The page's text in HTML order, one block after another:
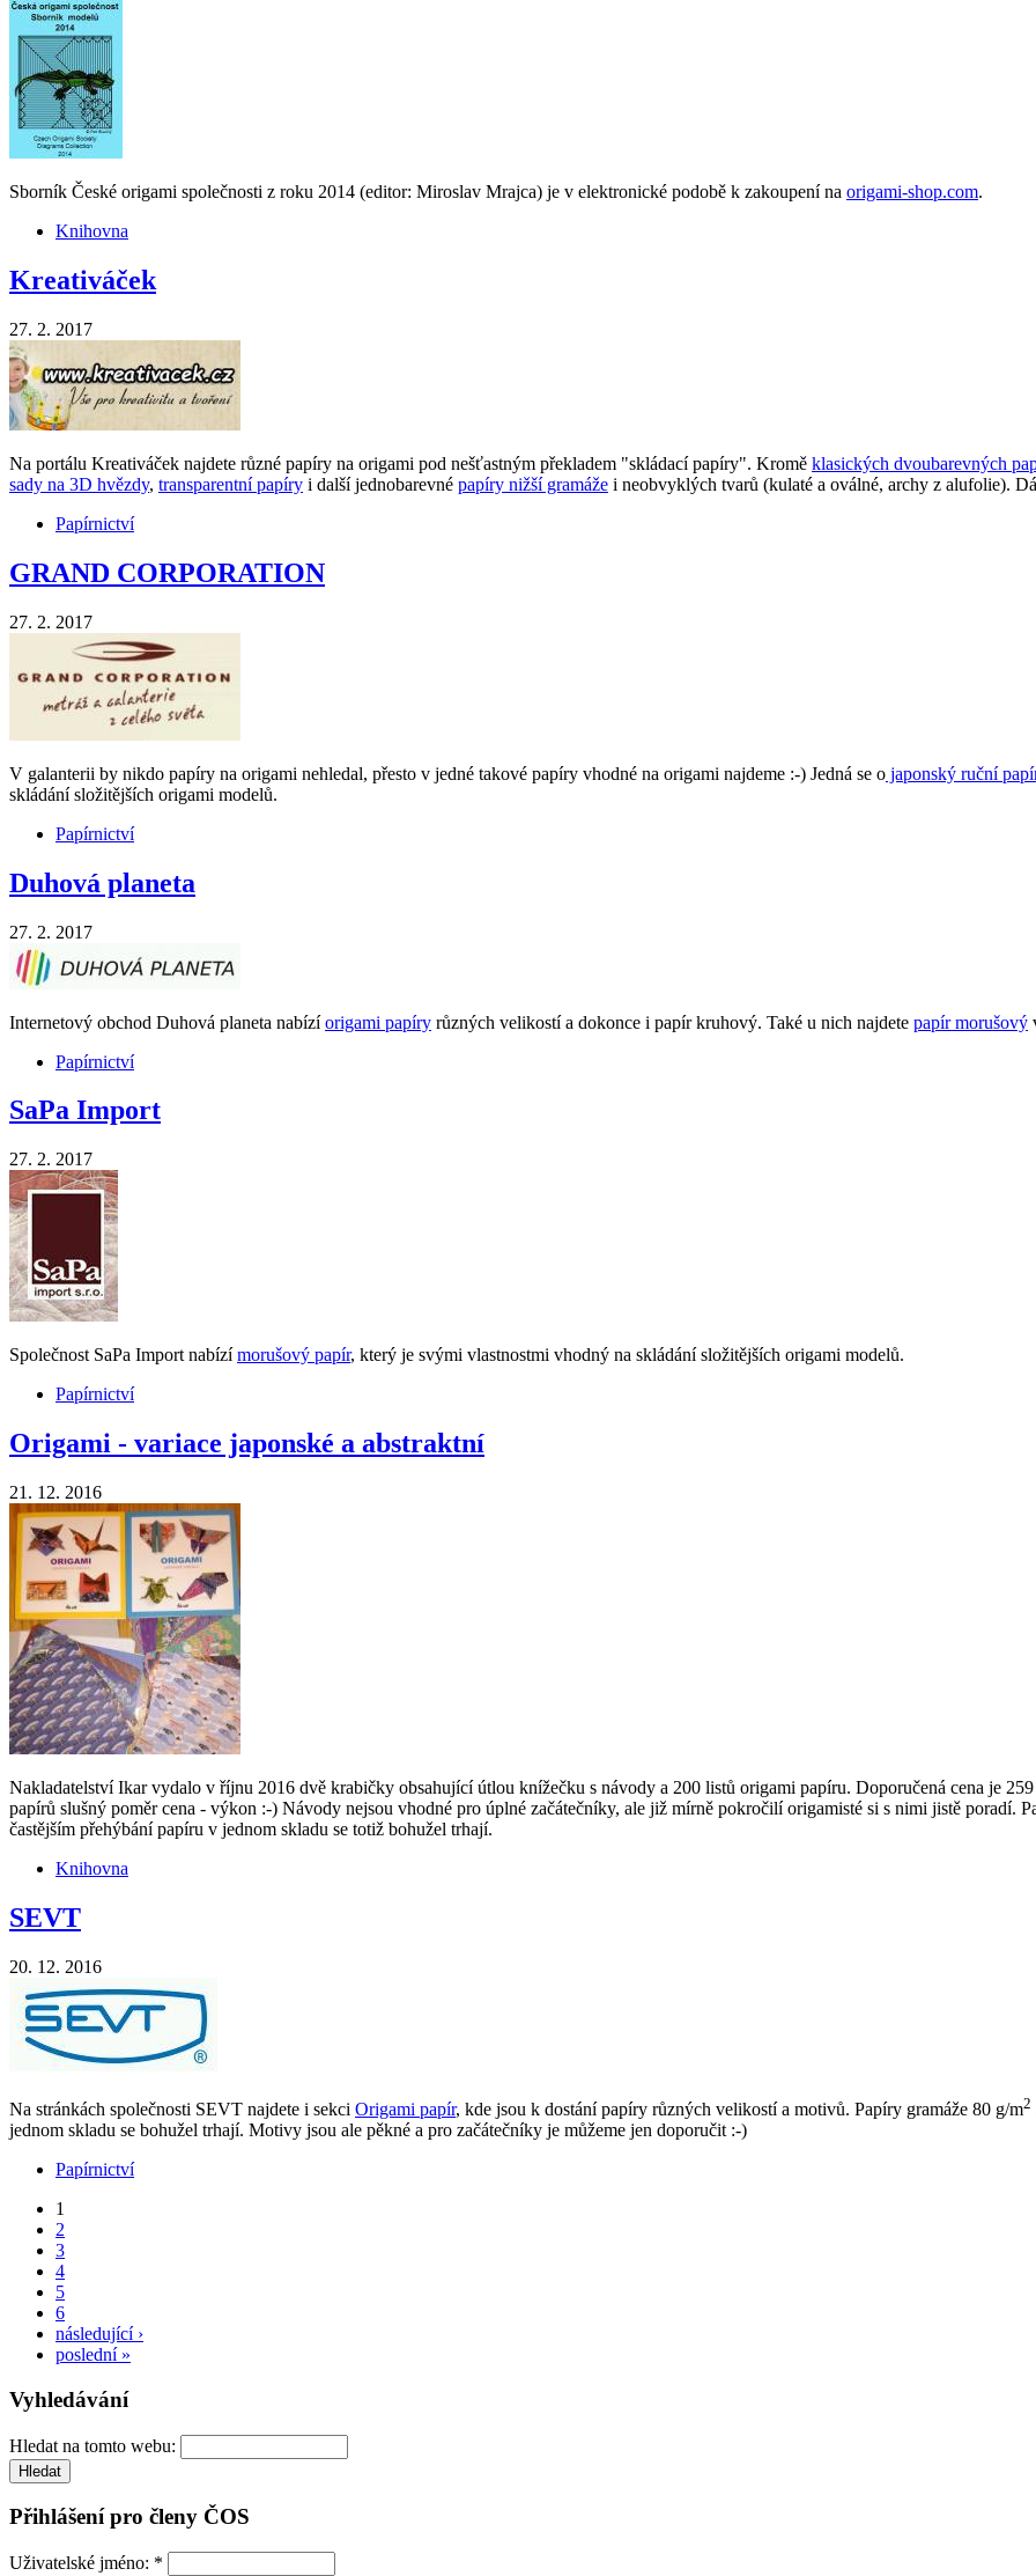
Sborník České origami společnosti z roku 2014 (editor: Miroslav Mrajca) je v elektronické podobě k zakoupení na origami-shop.com.
Knihovna
Kreativáček
27. 2. 2017
Na portálu Kreativáček najdete různé papíry na origami pod nešťastným překladem "skládací papíry". Kromě klasických dvoubarevných
sady na 3D hvězdy, transparentní papíry i další jednobarevné papíry nižší gramáže i neobvyklých tvarů (kulaté a oválné, archy z alufolie).
Papírnictví
GRAND CORPORATION
27. 2. 2017
V galanterii by nikdo papíry na origami nehledal, přesto v jedné takové papíry vhodné na origami najdeme :-) Jedná se o japonský ruční
skládání složitějších origami modelů.
Papírnictví
Duhová planeta
27. 2. 2017
Internetový obchod Duhová planeta nabízíorigami papíry různých velikostí a dokonce i papír kruhový. Také u nich najdete papír morušový
Papírnictví
SaPa Import
27. 2. 2017
Společnost SaPa Import nabízímorušový papír, který je svými vlastnostmi vhodný na skládání složitějších origami modelů.
Papírnictví
Origami - variace japonské a abstraktní
21. 12. 2016
Nakladatelství Ikar vydalo v říjnu 2016 dvě krabičky obsahující útlou knížečku s návody a 200 listů origami papíru. Doporučená cena je
papírů slušný poměr cena - výkon :-) Návody nejsou vhodné pro úplné začátečníky, ale již mírně pokročilí origamisté si s nimi jistě poradí.
častějším přehýbání papíru v jednom skladu se totiž bohužel trhají.
Knihovna
SEVT
20. 12. 2016
Na stránkách společnosti SEVT najdete i sekci Origami papír, kde jsou k dostání papíry různých velikostí a motivů. Papíry gramáže 80 g/m2
jednom skladu se bohužel trhají. Motivy jsou ale pěkné a pro začátečníky je můžeme jen doporučit :-)
Papírnictví
1
2
3
4
5
6
následující ›
poslední »
Vyhledávání
Hledat na tomto webu:
Přihlášení pro členy ČOS
Uživatelské jméno: *